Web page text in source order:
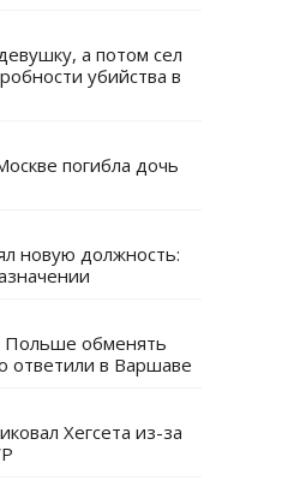
а потом сел
убийства в
погибла дочь
новую должность:
Польше обменять
ответили в Варшаве
Хегсета из-за